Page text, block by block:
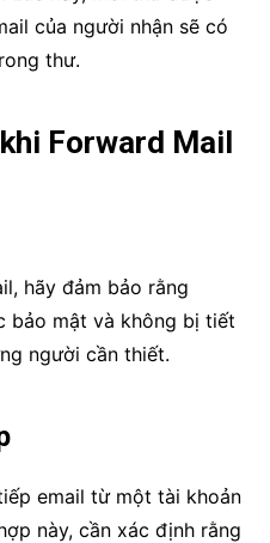
của người nhận sẽ có
thư.
Forward Mail
hãy đảm bảo rằng
bảo mật và không bị tiết
người cần thiết.
email từ một tài khoản
này, cần xác định rằng